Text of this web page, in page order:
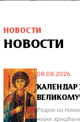
НОВОСТИ
НОВОСТИ
08.08.2026.
КАЛЕНДАР
Родом из
мајке